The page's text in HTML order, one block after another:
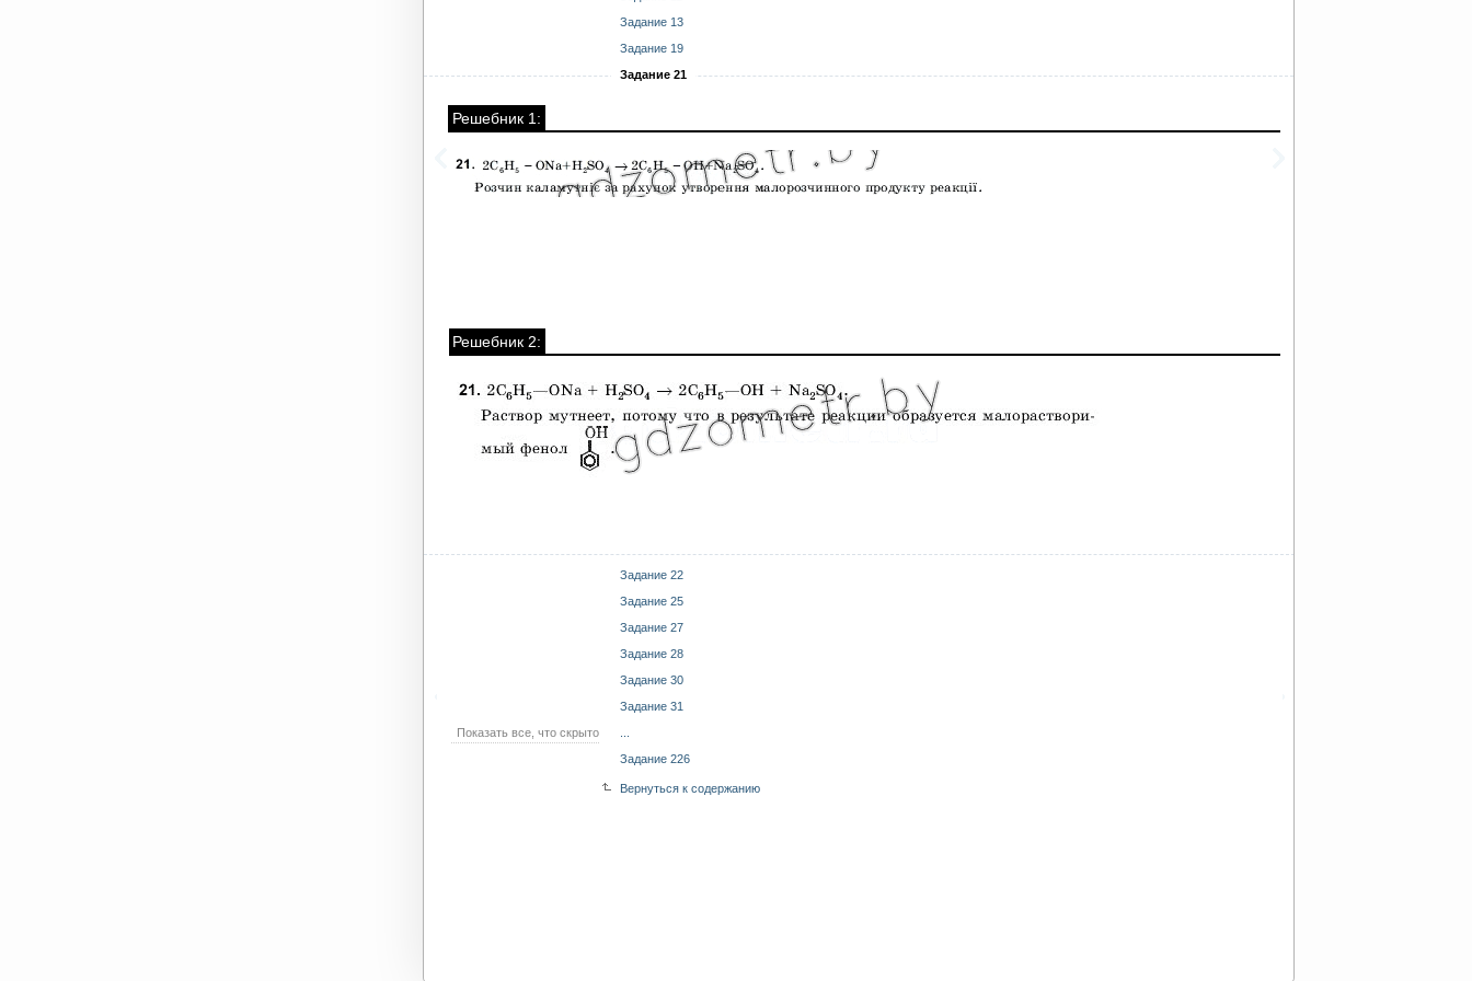
Задание 13
Задание 19
Задание 21
Решебник 1:
Решебник 2:
Задание 22
Задание 25
Задание 27
Задание 28
Задание 30
Задание 31
Показать все, что скрыто
Задание 226
Вернуться к содержанию